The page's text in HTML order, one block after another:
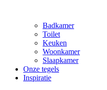
Badkamer
Toilet
Keuken
Woonkamer
Slaapkamer
Onze tegels
Inspiratie